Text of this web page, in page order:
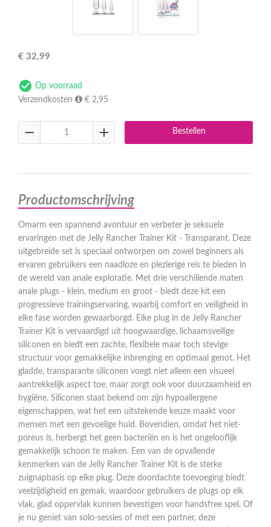
€ 32,99
Op voorraad
Verzendkosten
€ 2,95
Bestellen
Productomschrijving
Omarm een spannend avontuur en verbeter je seksuele
ervaringen met de Jelly Rancher Trainer Kit - Transparant. Deze
uitgebreide set is speciaal ontworpen om zowel beginners als
ervaren gebruikers een naadloze en plezierige reis te bieden in
de wereld van anale exploratie. Met drie verschillende maten
anale plugs - klein, medium en groot - biedt deze kit een
progressieve trainingservaring, waarbij comfort en veiligheid in
elke fase worden gewaarborgd. Elke plug in de Jelly Rancher
Trainer Kit is vervaardigd uit hoogwaardige, lichaamsveilige
siliconen en biedt een zachte, flexibele maar toch stevige
structuur voor gemakkelijke inbrenging en optimaal genot. Het
gladde, transparante siliconen voegt niet alleen een visueel
aantrekkelijk aspect toe, maar zorgt ook voor duurzaamheid en
hygiëne. Siliconen staat bekend om zijn hypoallergene
eigenschappen, wat het een uitstekende keuze maakt voor
mensen met een gevoelige huid. Bovendien, omdat het niet-
poreus is, herbergt het geen bacteriën en is het ongelooflijk
gemakkelijk schoon te maken. Een van de opvallende
kenmerken van de Jelly Rancher Trainer Kit is de sterke
zuignapbasis op elke plug. Deze doordachte toevoeging biedt
veelzijdigheid en gemak, waardoor gebruikers de plugs op elk
vlak, glad oppervlak kunnen bevestigen voor handsfree spel. Of
je nu geniet van solo-sessies of met een partner, deze